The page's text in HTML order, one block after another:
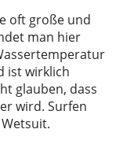
oft große und
man hier
ist wirklich
glauben, dass
wird. Surfen